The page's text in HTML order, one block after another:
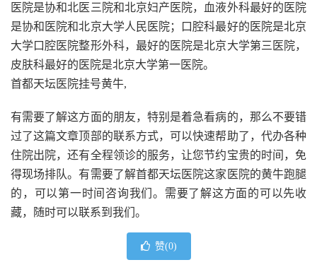
医院是协和北医三院和北京妇产医院，血液外科最好的医院
是协和医院和北京大学人民医院；口腔科最好的医院是北京
大学口腔医院整形外科，最好的医院是北京大学第三医院，
皮肤科最好的医院是北京大学第一医院。
首都天坛医院挂号黄牛,
有需要了解这方面的朋友，特别是着急看病的，那么不要错
过了这篇文章顶部的联系方式，可以快速帮助了，代办各种
住院出院，还有全程领诊的服务，让您节约宝贵的时间，免
得现场排队。有需要了解首都天坛医院这家医院的黄牛跑腿
的，可以第一时间咨询我们。需要了解这方面的可以先收
藏，随时可以联系到我们。
赞(0)